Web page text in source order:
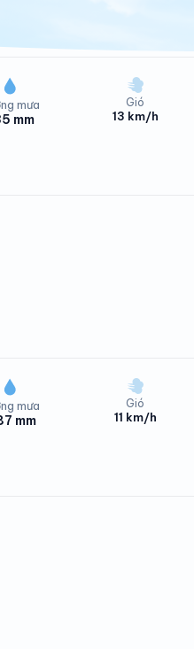
mưa
mm
Gió
13 km/h
mưa
mm
Gió
11 km/h